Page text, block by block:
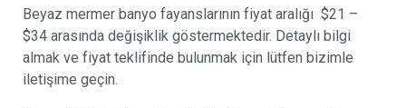
Beyaz mermer banyo fayanslarının fiyat aralığı $21 –
$34 arasında değişiklik göstermektedir. Detaylı bilgi
almak ve fiyat teklifinde bulunmak için lütfen bizimle
iletişime geçin.